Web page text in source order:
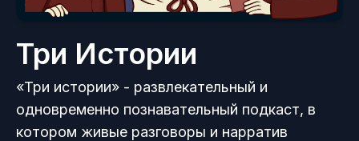
Три Истории
«Три истории» - развлекательный и
одновременно познавательный подкаст, в
котором живые разговоры и нарратив